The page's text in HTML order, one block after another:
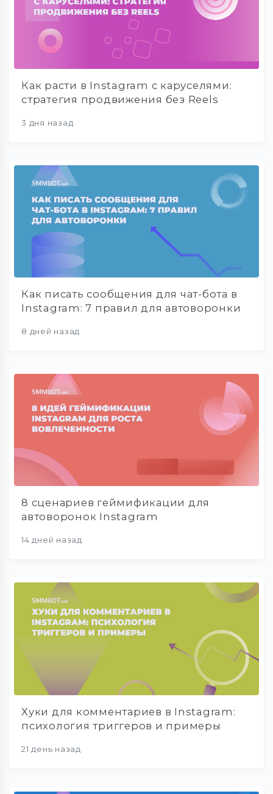
Как расти в Instagram с каруселями:
стратегия продвижения без Reels
3 дня назад
Как писать сообщения для чат-бота в
Instagram: 7 правил для автоворонки
8 дней назад
8 сценариев геймификации для
автоворонок Instagram
14 дней назад
Хуки для комментариев в Instagram:
психология триггеров и примеры
21 день назад